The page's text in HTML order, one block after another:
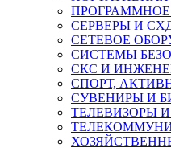
СЕРВЕРЫ И
СЕТЕВОЕ
СИСТЕМЫ
СКС И
СПОРТ,
СУВЕНИРЫ И
ТЕЛЕВИЗОРЫ